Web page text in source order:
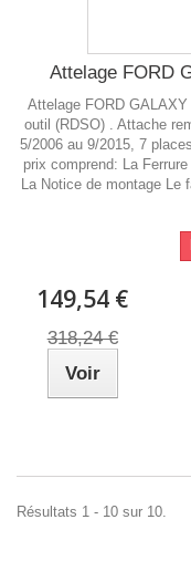
Attelage FORD
Attelage FORD
outil (RDSO) . Attache
5/2006 au 9/2015, 7
prix comprend: La
La Notice de montage Le
149,54 €
318,24 €
Voir
Résultats 1 - 10 sur 10.